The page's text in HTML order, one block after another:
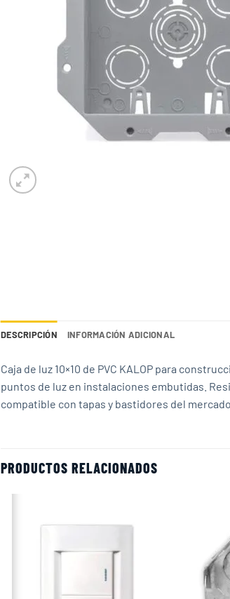
DESCRIPCIÓN INFORMACIÓN ADICIONAL
Caja de luz 10×10 de PVC KALOP para
puntos de luz en instalaciones embutidas.
compatible con tapas y bastidores del mercado.
PRODUCTOS RELACIONADOS